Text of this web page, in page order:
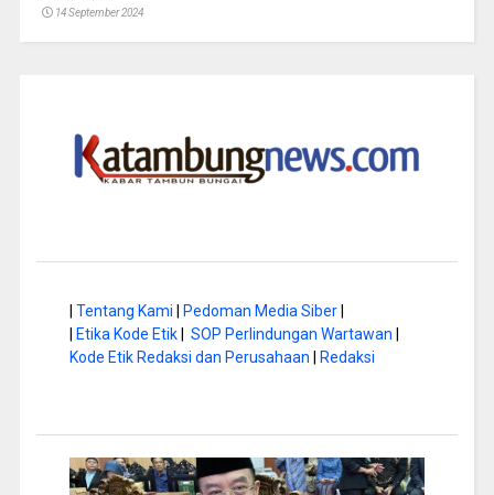
14 September 2024
Tentang Kami Pedoman Media Siber|
Etika Kode Etik| SOP Perlindungan Wartawan
Kode Etik Redaksi dan Perusahaan
Redaksi